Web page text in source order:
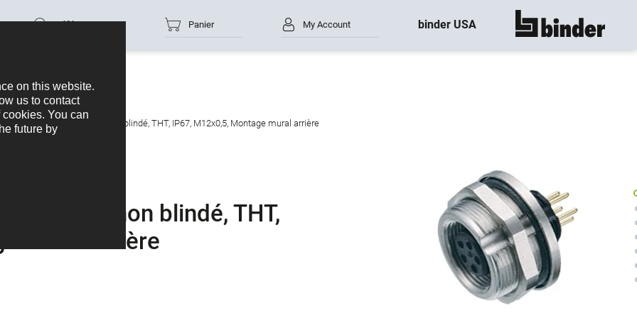
Référence Panier My Account binder USA montre tout
femelle, Contacts: 4, non blindé, THT, IP67, M12x0,5, Montage mural arrière
4, non blindé, THT,
mural arrière